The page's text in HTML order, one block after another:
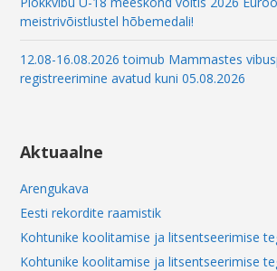
meistrivõistlustel hõbemedali!
12.08-16.08.2026 toimub Mammastes
registreerimine avatud kuni 05.08.2026
Aktuaalne
Arengukava
Eesti rekordite raamistik
Kohtunike koolitamise ja litsentseerimise
Kohtunike koolitamise ja litsentseerimise